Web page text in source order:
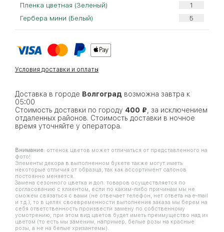
Пленка цветная (Зеленый)
Гербера мини (Белый)
Условия доставки и оплаты
Доставка в городе Волгоград возможна завтра к
05:00
Стоимость доставки по городу 400 ₽ , за исключением
отдаленных районов. Стоимость доставки в ночное
время уточняйте у оператора.
Внимание: оттенок цветов может отличаться от представленного на
фото!
Элементы декора в выполненном букете также могут иметь
некоторые отличия от образца, так как ассортимент салонов
постоянно меняется.
Замена сезонного цветка и доп. товаров осуществляется по
согласованию с клиентом, если по каким-либо причинам мы не
сможем связаться с вами (не отвечает телефон, нет ответа на e-mail
и т.д.), то в целях своевременности выполнения заказа мы берем на
себя ответственность произвести замену по собственному
усмотрению, при этом вид цветов будет иметь преимущество над их
цветом (то есть мы заменим, например, белые розы на красные
розы, а не на белые хризантемы).